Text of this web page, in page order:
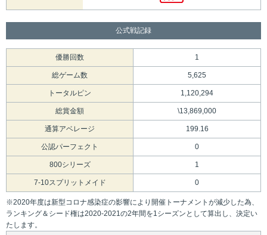
公式戦記録
優勝回数 1
総ゲーム数 5,625
トータルピン 1,120,294
総賞金額 \13,869,000
通算アベレージ 199.16
公認パーフェクト 0
800シリーズ 1
7-10スプリットメイド 0
※2020年度は新型コロナ感染症の影響により開催トーナメントが減少した為、
ランキング＆シード権は2020-2021の2年間を1シーズンとして算出し、決定い
たします。